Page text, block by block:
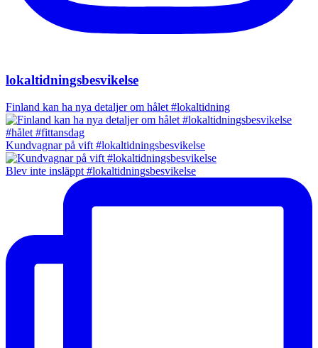
lokaltidningsbesvikelse
Finland kan ha nya detaljer om hålet #lokaltidning
Kundvagnar på vift #lokaltidningsbesvikelse
Blev inte insläppt #lokaltidningsbesvikelse